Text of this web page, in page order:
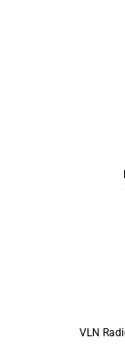
VLN